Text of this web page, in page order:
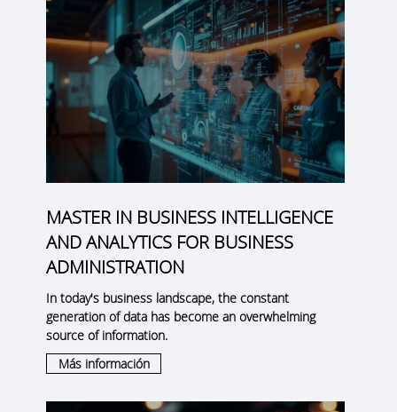
MASTER IN BUSINESS INTELLIGENCE
AND ANALYTICS FOR BUSINESS
ADMINISTRATION
In today's business landscape, the constant
generation of data has become an overwhelming
source of information.
Más información